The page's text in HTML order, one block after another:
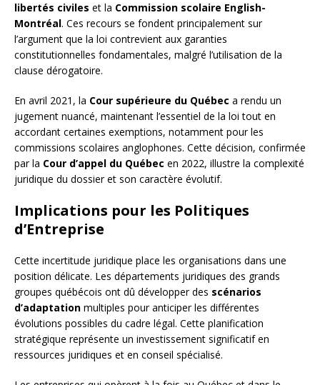
libertés civiles et la Commission scolaire English-
Montréal. Ces recours se fondent principalement sur
l’argument que la loi contrevient aux garanties
constitutionnelles fondamentales, malgré l’utilisation de la
clause dérogatoire.
En avril 2021, la Cour supérieure du Québec a rendu un
jugement nuancé, maintenant l’essentiel de la loi tout en
accordant certaines exemptions, notamment pour les
commissions scolaires anglophones. Cette décision, confirmée
par la Cour d’appel du Québec en 2022, illustre la complexité
juridique du dossier et son caractère évolutif.
Implications pour les Politiques
d’Entreprise
Cette incertitude juridique place les organisations dans une
position délicate. Les départements juridiques des grands
groupes québécois ont dû développer des scénarios
d’adaptation multiples pour anticiper les différentes
évolutions possibles du cadre légal. Cette planification
stratégique représente un investissement significatif en
ressources juridiques et en conseil spécialisé.